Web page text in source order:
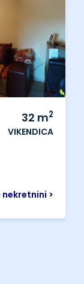
32 m2
VIKENDICA
nekretnini >